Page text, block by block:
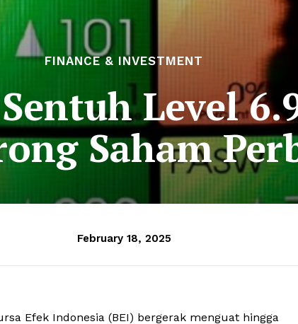
FINANCE & INVESTMENT
Level
Saham
February 18, 2025
Efek Indonesia (BEI) bergerak menguat hingga